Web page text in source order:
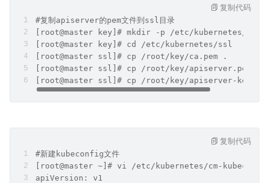
#复制apiserver的pem文件到ssl目录
[root@master key]# mkdir -p /etc/kubernetes/ssl
[root@master key]# cd /etc/kubernetes/ssl
[root@master ssl]# cp /root/key/ca.pem .
[root@master ssl]# cp /root/key/apiserver.pem .
[root@master ssl]# cp /root/key/apiserver-
复制代码
#新建kubeconfig文件
[root@master ~]# vi /etc/kubernetes/cm-
apiVersion: v1
复制代码